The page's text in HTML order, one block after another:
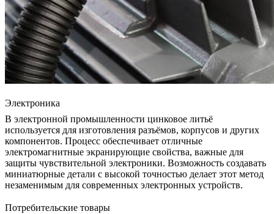
Электроника
В электронной промышленности цинковое литьё
используется для изготовления разъёмов, корпусов и других
компонентов. Процесс обеспечивает отличные
электромагнитные экранирующие свойства, важные для
защиты чувствительной электроники. Возможность создавать
миниатюрные детали с высокой точностью делает этот метод
незаменимым для современных электронных устройств.
Потребительские товары